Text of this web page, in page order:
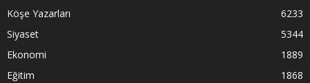
Köşe Yazarları
6233
Siyaset
5344
Ekonomi
1889
Eğitim
1868